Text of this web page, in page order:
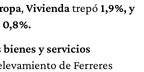
,Viviendatrepó 1,9%, y
bienes y servicios
de Ferreres